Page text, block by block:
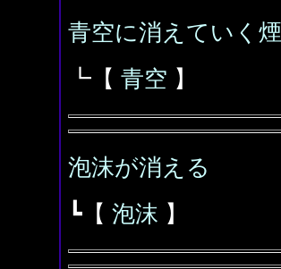
青空に消えていく煙
┗【 青空 】
泡沫が消える
┗【 泡沫 】